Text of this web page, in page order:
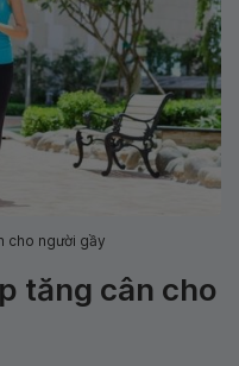
cho người gầy
tăng cân cho